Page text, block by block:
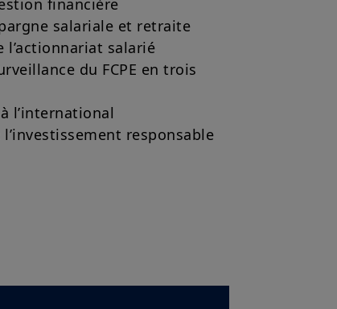
financière
salariale et retraite
l’actionnariat salarié
du FCPE en trois
l’international
l’investissement responsable